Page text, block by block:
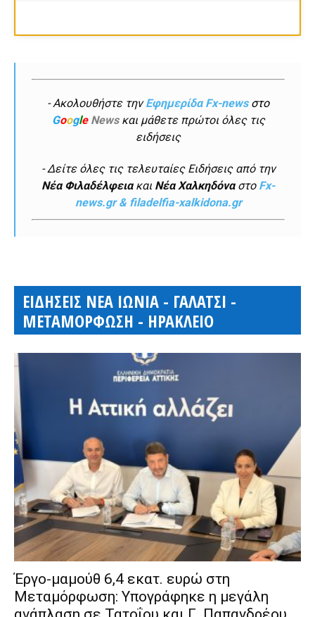
- Ακολουθήστε τηνΕφημερίδα Fx-newsστο
Google Newsκαι μάθετε πρώτοι όλες τις
ειδήσεις
- Δείτε όλες τις τελευταίες Ειδήσεις από την
Νέα Φιλαδέλφειακαι Νέα Χαλκηδόναστο Fx-
news.gr & filadelfia-xalkidona.gr
ΕΙΔΗΣΕΙΣ ΝΕΑ ΙΩΝΙΑ - ΓΑΛΑΤΣΙ -
ΜΕΤΑΜΟΡΦΩΣΗ - ΗΡΑΚΛΕΙΟ
Έργο-μαμούθ 6,4 εκατ. ευρώ στη
Μεταμόρφωση: Υπογράφηκε η μεγάλη